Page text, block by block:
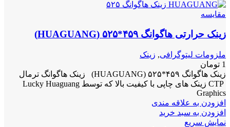
مقايسه
زینک حرارتی هاگوانگ ۴۵۹*۵۲۵ (HUAGUANG)
ملزومات لیتوگرافی, زینک
1 تومان
زینک هاگوانگ ۴۵۹*۵۲۵ (HUAGUANG) زینک هاگوانگ ترمال
CTP زینک های چاپی با کیفیت بالا که توسط Lucky Huaguang
Graphics
افزودن به علاقه مندی
افزودن به سبد خرید
نمایش سریع